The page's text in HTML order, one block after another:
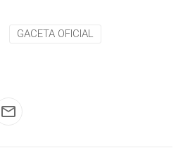
GACETA OFICIAL